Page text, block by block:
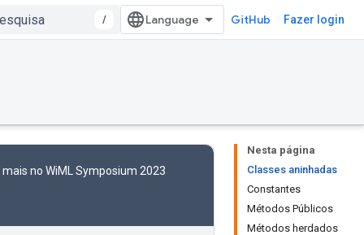
/ GitHub Fazer login
Nesta página
Classes aninhadas
Constantes
Métodos Públicos
Métodos herdados
no WiML Symposium 2023